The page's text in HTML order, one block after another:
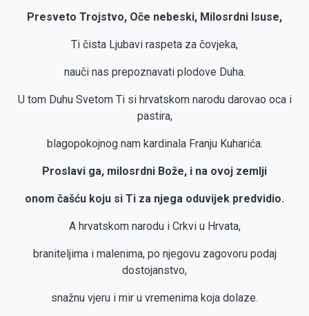
Presveto Trojstvo, Oče nebeski, Milosrdni Isuse,
Ti čista Ljubavi raspeta za čovjeka,
nauči nas prepoznavati plodove Duha.
U tom Duhu Svetom Ti si hrvatskom narodu darovao oca i
pastira,
blagopokojnog nam kardinala Franju Kuharića.
Proslavi ga, milosrdni Bože, i na ovoj zemlji
onom čašću koju si Ti za njega oduvijek predvidio.
A hrvatskom narodu i Crkvi u Hrvata,
braniteljima i malenima, po njegovu zagovoru podaj
dostojanstvo,
snažnu vjeru i mir u vremenima koja dolaze.